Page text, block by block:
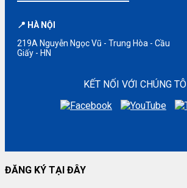
📍 HÀ NỘI
219A Nguyễn Ngọc Vũ - Trung Hòa - Cầu
Giấy - HN
KẾT NỐI VỚI CHÚNG TÔI
ĐĂNG KÝ TẠI ĐÂY